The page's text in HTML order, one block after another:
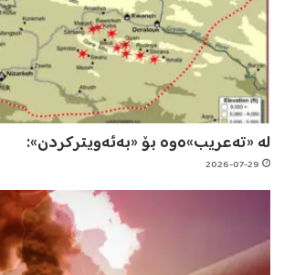
لە «تەعریب»ەوە بۆ «بەئەویترکردن»:
2026-07-29